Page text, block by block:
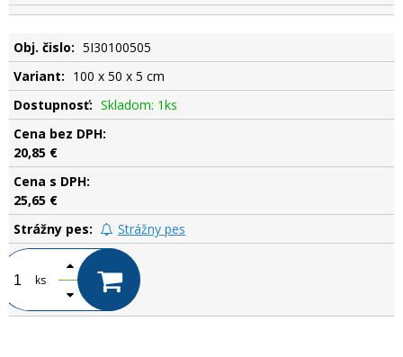
5I30100505
100 x 50 x 5 cm
Skladom: 1ks
20,85 €
25,65 €
Strážny pes
ks